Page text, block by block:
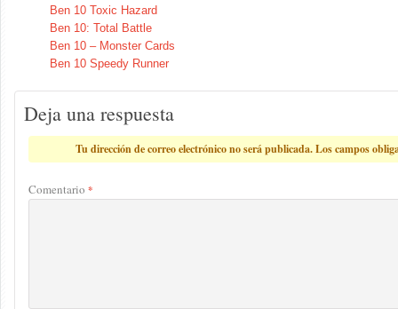
Ben 10 Toxic Hazard
Ben 10: Total Battle
Ben 10 – Monster Cards
Ben 10 Speedy Runner
Deja una respuesta
Tu dirección de correo electrónico no será publicada.Los campos
Comentario *